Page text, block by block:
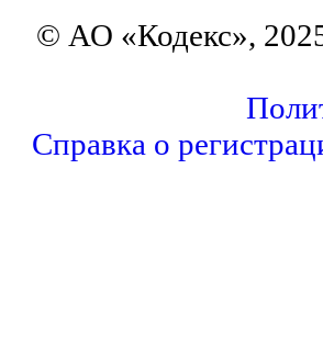
© АО «Кодекс»,
Справка о